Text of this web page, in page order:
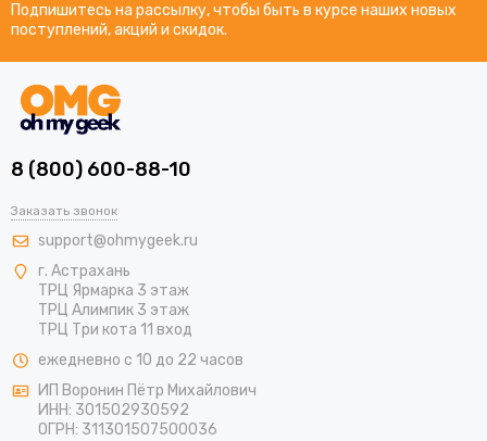
Подпишитесь на рассылку, чтобы быть в курсе наших новых
поступлений, акций и скидок.
8 (800) 600-88-10
Заказать звонок
support@ohmygeek.ru
г. Астрахань
ТРЦ Ярмарка 3 этаж
ТРЦ Алимпик 3 этаж
ТРЦ Три кота 11 вход
ежедневно с 10 до 22 часов
ИП Воронин Пётр Михайлович
ИНН: 301502930592
ОГРН: 311301507500036